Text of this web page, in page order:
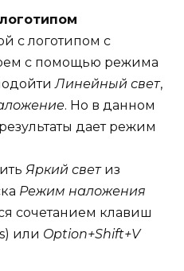
с логотипом с
с помощью режима
Линейный свет,
. Но в данном
дает режим
Яркий светиз
Режим наложения
сочетанием клавиш
или Option+Shift+V